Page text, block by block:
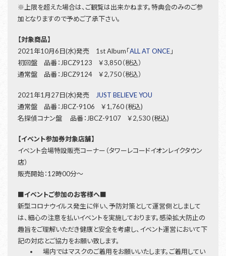
※上限を超えた場合は、ご観覧は出来かねます。特典会のみのご参
加となりますので予めご了承下さい。
【対象商品】
2021年10月6日(水)発売 1st Album「ALL AT ONCE 」
初回盤 品番：JBCZ9123 ￥3,850（税込）
通常盤 品番：JBCZ9124 ￥2,750（税込）
2021年1月27日(水)発売
JUST BELIEVE YOU
通常盤 品番：JBCZ-9106 ￥1,760 (税込)
名探偵コナン盤 品番：JBCZ-9107 ￥2,530 (税込)
【イベント参加券対象店舗】
イベント会場特設販売コーナー（タワーレコードイオンレイクタウン
店）
販売開始：12時00分～
■イベントご参加のお客様へ■
新型コロナウイルス発生に伴い、予防対策として運営側としまして
は、細心の注意を払いイベントを実施しております。感染拡大防止の
趣旨をご理解いただき健康と安全を考慮し、イベント運営において下
記の対応とご協力をお願い致します。
場内ではマスクのご着用をお願いいたします。ご着用してい